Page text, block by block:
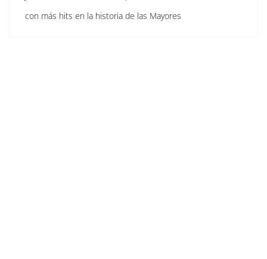
con más hits en la historia de las Mayores